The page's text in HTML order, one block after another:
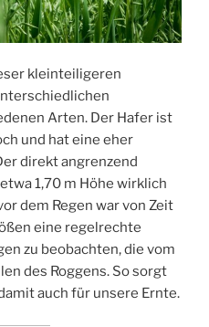
kleinteiligeren
Arten. Der Hafer ist
und hat eine eher
direkt angrenzend
1,70 m Höhe wirklich
dem Regen war von Zeit
eine regelrechte
zu beobachten, die vom
des Roggens. So sorgt
auch für unsere Ernte.